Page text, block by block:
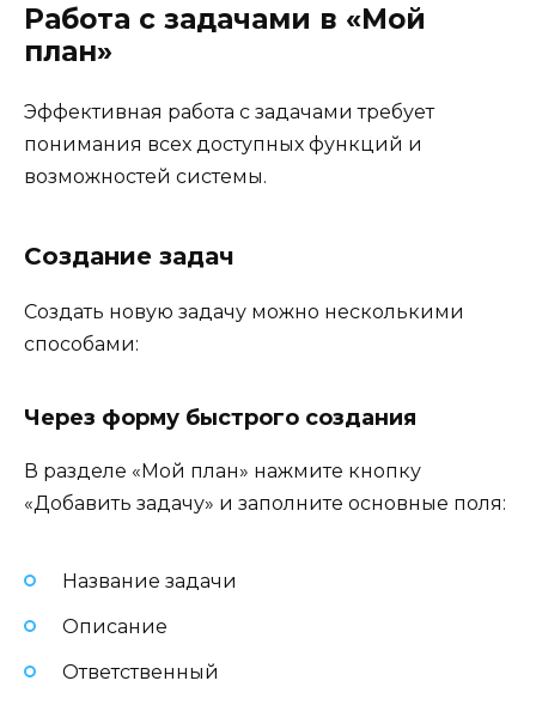
Работа с задачами в «Мой
план»
Эффективная работа с задачами требует
понимания всех доступных функций и
возможностей системы.
Создание задач
Создать новую задачу можно несколькими
способами:
Через форму быстрого создания
В разделе «Мой план» нажмите кнопку
«Добавить задачу» и заполните основные поля:
Название задачи
Описание
Ответственный